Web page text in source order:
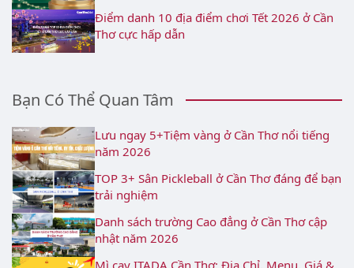
Điểm danh 10 địa điểm chơi Tết 2026 ở Cần
Thơ cực hấp dẫn
Bạn Có Thể Quan Tâm
Lưu ngay 5+Tiệm vàng ở Cần Thơ nổi tiếng
năm 2026
TOP 3+ Sân Pickleball ở Cần Thơ đáng để bạn
trải nghiệm
Danh sách trường Cao đẳng ở Cần Thơ cập
nhật năm 2026
Mì cay ITADA Cần Thơ: Địa Chỉ, Menu, Giá &